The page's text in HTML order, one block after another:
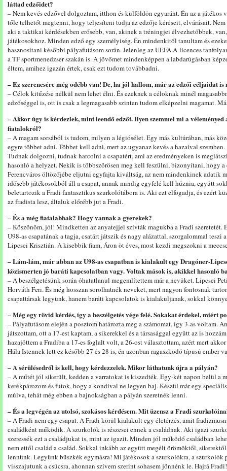
láttad edzőidet?
– Nem kevés edzővel dolgoztam, itthon és külföldön egyaránt. Én az a
tőle telhetőt megtenni, hogy teljesíteni tudja az edzője kéréseit, elvárásait.
aki a taktikai kérdésekben erősebb, van, akinek a tréningjei élvezhetőbbek,
játékosokhoz. Minden edző egy személyiség. Én mindenkitől tanultam és
hasznosítani későbbi pályafutásom során. Jelenleg az UEFA A-licences
a TF sportmenedzser szakán is. A jövőmet mindenképpen a labdarúgásban
éltem, amihez igazán értek, csak ezt tudom továbbadni.
– Ez szerencsére még odébb van! De, ha jól hallom, már az edzői céljaidat
– Célok kitűzése nélkül nem lehet élni. És ezeknek a céloknak minél
edzőséggel is, ott is csak a legmagasabb szinten tudom elképzelni magamat.
– Akkor úgy is kérdezlek, mint leendő edzőt. Ilyen szemmel mi a
fiatalokról?
– A magam sorsából is tudom, milyen a légiósélet. Egy más kultúrában, más
egyre többet adni. Többet kell adni, mert az ugyanaz kevés a hazaival
Tudnak dolgozni, tudnak harcolni a csapatért, ami az eredményeken is
hasonló a helyzet. Nekik is többszörösen meg kell feszülni, bizonyítani, hogy a
Ferencváros öltözőjébe eljutni egyfajta kiváltság, az nem mindenkinek adatik
idősebb játékosokból áll a csapat, annak mindig egyfelé kell húznia, együtt
beletartozik a Fradi fantasztikus szurkolótábora is. Aki ezt elfogadja, és ezért
az fradista lesz, általuk előrébb jut a Fradi.
– És a még fiatalabbak? Hogy vannak a gyerekek?
– Köszönöm, jól! Mindketten az anyatejjel szívták magukba a Fradi szeretetét.
U98-as csapatának a tagja, csatárt játszik és nagy alázattal, szorgalommal teszi
Lipcsei Krisztián. A kisebbik fiam, Áron öt éves, most kezdi megszokni a
– Lám-lám, már abban az U98-as csapatban is kialakult egy Dragóner-
közismerten jó baráti kapcsolatban vagy. Voltak mások is, akikkel hasonló
– A beszélgetésünk során óhatatlanul megemlítettem már a nevüket. Lipcsei
Horváth Feri. És még hosszan sorolhatnék neveket, mert nagyon fontosnak
csapattársak legyünk, hanem baráti kapcsolatok is kialakuljanak, sokkal
– Még egy rövid kérdés, így a beszélgetés vége felé. Sokakat érdekel, miért
– Pályafutásom elején a posztom határozta meg a számomat, így 3-as voltam.
játszottam, ott a 17-est kaptam, a sikerekkel és a társasággal együtt az is
hazajöttem a Fradiba a 17-es foglalt volt, a 26-ost választottam, azért mert
Hála Istennek lett ez később 27 és 28 is, én azonban ragaszkodó típusú ember
– A sérülésedről is kell, hogy kérdezzelek. Mikor láthatunk újra a pályán?
– A műtét jól sikerült, kedden a varratokat is kiszedték. Egy-két napon belül a
kerékpározom és futok, hogy a kondival ne legyen baj. Készül már egy
múlva, tehát még ebben a bajnokságban a pályán szeretnék lenni.
– És a legvégén az utolsó, szokásos kérdésem. Mit üzensz a Fradi
– A Fradi nem egy csapat. A Fradi körül kialakult egy életérzés, amit
családként működik. A szurkolók is részesei ennek a családnak. Aki igazi
szeressék ezt a családjukat is, mint az igazit. Minden jól működő családban
nem ettől család a család. Sokkal inkább az együtt megélt örömöktől,
lennünk. Legyünk büszkék egymásra! Mi játékosok a szurkolókra, a szurkolók
visszajutunk a csúcsra, ahonnan szívem szerint sohasem jönnénk le. Hajrá Fradi!